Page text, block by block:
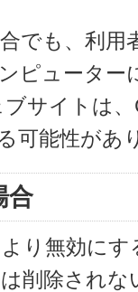
でも、利用
ピュータ
サイトは
可能性があ
合
り無効に
削除され